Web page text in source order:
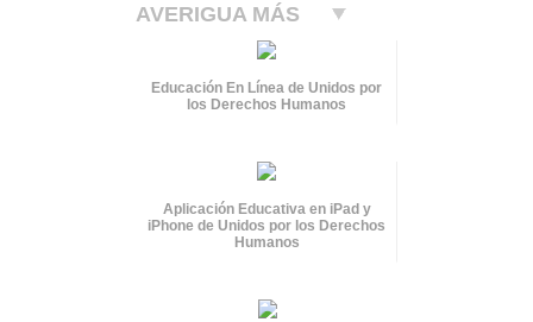
AVERIGUA MÁS
Educación En Línea de Unidos por
los Derechos Humanos
Aplicación Educativa en iPad y
iPhone de Unidos por los Derechos
Humanos